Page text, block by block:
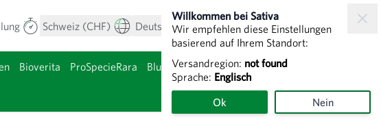
Schweiz (CHF) Deutsch Mein Konto Warenkorb
Bioverita ProSpecieRara
Blumenzwiebeln & Knollen
Willkommen bei Sativa
Wir empfehlen diese Einstellungen
basierend auf Ihrem Standort:
Versandregion: not found
Sprache: Englisch
Ok Nein